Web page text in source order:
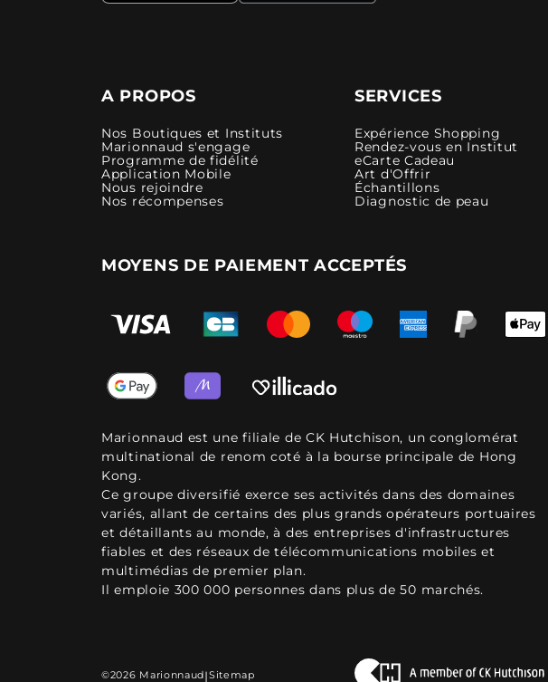
A PROPOS
Nos Boutiques et Instituts
Marionnaud s'engage
Programme de fidélité
Application Mobile
Nous rejoindre
Nos récompenses
SERVICES
Expérience Shopping
Rendez-vous en Institut
eCarte Cadeau
Art d'Offrir
Échantillons
Diagnostic de peau
MOYENS DE PAIEMENT ACCEPTÉS
Marionnaud est une filiale de CK Hutchison, un conglomérat
multinational de renom coté à la bourse principale de Hong
Kong.
Ce groupe diversifié exerce ses activités dans des domaines
variés, allant de certains des plus grands opérateurs portuaires
et détaillants au monde, à des entreprises d'infrastructures
fiables et des réseaux de télécommunications mobiles et
multimédias de premier plan.
Il emploie 300 000 personnes dans plus de 50 marchés.
©2026 Marionnaud|Sitemap